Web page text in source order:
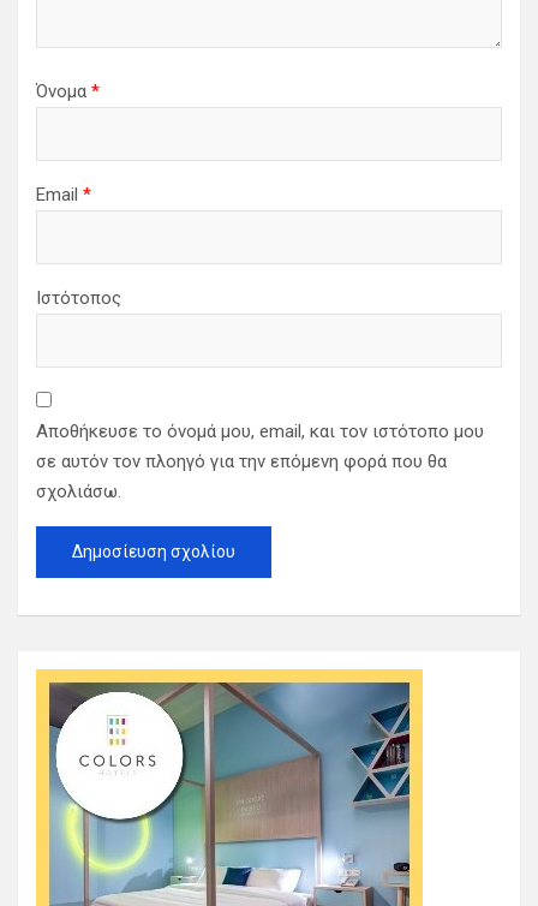
Όνομα *
Email *
Ιστότοπος
Αποθήκευσε το όνομά μου, email, και τον ιστότοπο μου
σε αυτόν τον πλοηγό για την επόμενη φορά που θα
σχολιάσω.